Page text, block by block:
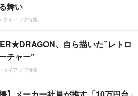
舞い
タイアップ特集
、自ら描いた”レトロ
チャー”
タイアップ特集